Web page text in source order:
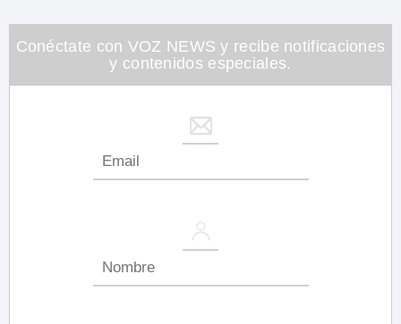
Conéctate con VOZ NEWS y recibe notificaciones
y contenidos especiales.